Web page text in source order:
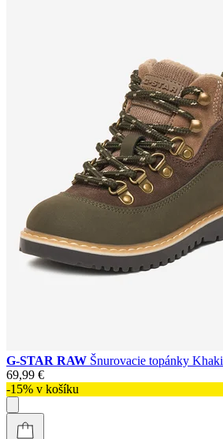
G-STAR RAW Šnurovacie topánky Khaki
69,99 €
-15% v košíku